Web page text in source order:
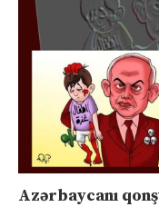
Azərbaycanı